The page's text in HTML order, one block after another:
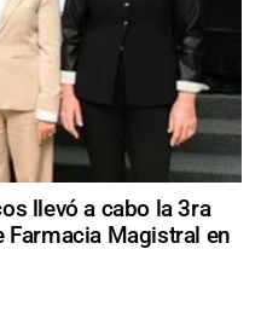
llevó a cabo la 3ra
Magistral en